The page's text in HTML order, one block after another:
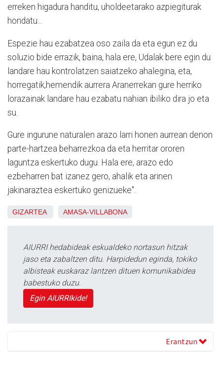
erreken higadura handitu, uholdeetarako azpiegiturak
hondatu...
Espezie hau ezabatzea oso zaila da eta egun ez du
soluzio bide errazik, baina, hala ere, Udalak bere egin du
landare hau kontrolatzen saiatzeko ahalegina, eta,
horregatik,hemendik aurrera Aranerrekan gure herriko
lorazainak landare hau ezabatu nahian ibiliko dira jo eta
su.
Gure ingurune naturalen arazo larri honen aurrean denon
parte-hartzea beharrezkoa da eta herritar ororen
laguntza eskertuko dugu. Hala ere, arazo edo
ezbeharren bat izanez gero, ahalik eta arinen
jakinaraztea eskertuko genizueke".
GIZARTEA AMASA-VILLABONA
AIURRI hedabideak eskualdeko nortasun hitzak
jaso eta zabaltzen ditu. Harpidedun eginda, tokiko
albisteak euskaraz lantzen dituen komunikabidea
babestuko duzu.
Egin AIURRIkide!
Erantzun